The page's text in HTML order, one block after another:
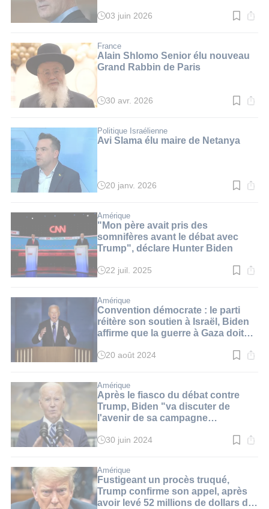
Temps
:
3
min.
03 juin 2026
France
Alain Shlomo Senior élu nouveau
Grand Rabbin de Paris
Temps
:
3
min.
30 avr. 2026
Politique Israélienne
Avi Slama élu maire de Netanya
Temps
:
3
min.
20 janv. 2026
Amérique
"Mon père avait pris des
somnifères avant le débat avec
Trump", déclare Hunter Biden
Temps
:
2
min.
22 juil. 2025
Amérique
Convention démocrate : le parti
réitère son soutien à Israël, Biden
affirme que la guerre à Gaza doit
Temps
:
3
min.
20 août 2024
Amérique
Après le fiasco du débat contre
Trump, Biden "va discuter de
l'avenir de sa campagne
(médias)
Temps
:
2
min.
30 juin 2024
Amérique
Fustigeant un procès truqué,
Trump confirme son appel, après
avoir levé 52 millions de dollars de